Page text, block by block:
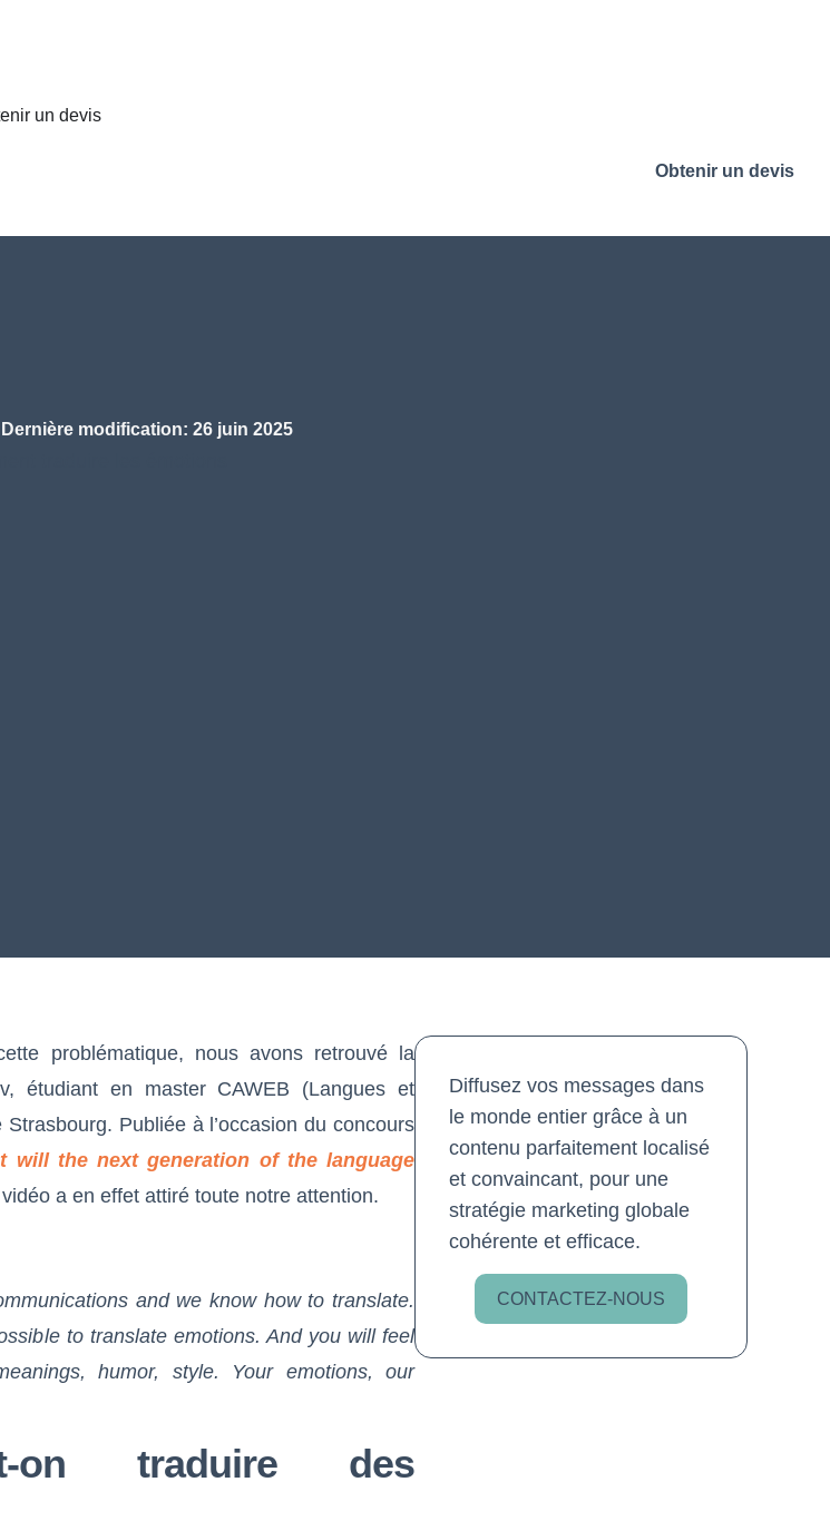
un devis
Obtenir un devis
Dernière modification: 26 juin 2025
problématique, nous avons retrouvé la
étudiant en master CAWEB (Langues et
Strasbourg. Publiée à l’occasion du concours
will the next generation of the language
a en effet attiré toute notre attention.
and we know how to translate.
to translate emotions. And you will feel
humor, style. Your emotions, our
on traduire des
Diffusez vos messages dans
le monde entier grâce à un
contenu parfaitement localisé
et convaincant, pour une
stratégie marketing globale
cohérente et efficace.
CONTACTEZ-NOUS